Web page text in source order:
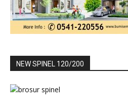
NEW SPINEL 120/200